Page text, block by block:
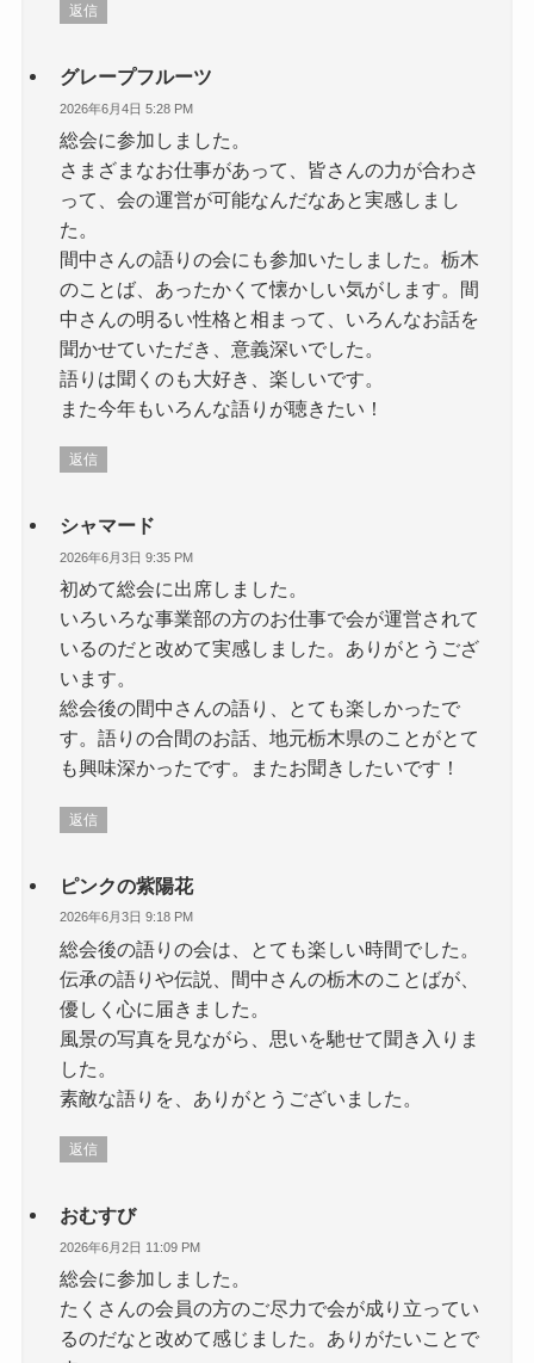
返信
グレープフルーツ
2026年6月4日 5:28 PM
総会に参加しました。
さまざまなお仕事があって、皆さんの力が合わさ
って、会の運営が可能なんだなあと実感しまし
た。
間中さんの語りの会にも参加いたしました。栃木
のことば、あったかくて懐かしい気がします。間
中さんの明るい性格と相まって、いろんなお話を
聞かせていただき、意義深いでした。
語りは聞くのも大好き、楽しいです。
また今年もいろんな語りが聴きたい！
返信
シャマード
2026年6月3日 9:35 PM
初めて総会に出席しました。
いろいろな事業部の方のお仕事で会が運営されて
いるのだと改めて実感しました。ありがとうござ
います。
総会後の間中さんの語り、とても楽しかったで
す。語りの合間のお話、地元栃木県のことがとて
も興味深かったです。またお聞きしたいです！
返信
ピンクの紫陽花
2026年6月3日 9:18 PM
総会後の語りの会は、とても楽しい時間でした。
伝承の語りや伝説、間中さんの栃木のことばが、
優しく心に届きました。
風景の写真を見ながら、思いを馳せて聞き入りま
した。
素敵な語りを、ありがとうございました。
返信
おむすび
2026年6月2日 11:09 PM
総会に参加しました。
たくさんの会員の方のご尽力で会が成り立ってい
るのだなと改めて感じました。ありがたいことで